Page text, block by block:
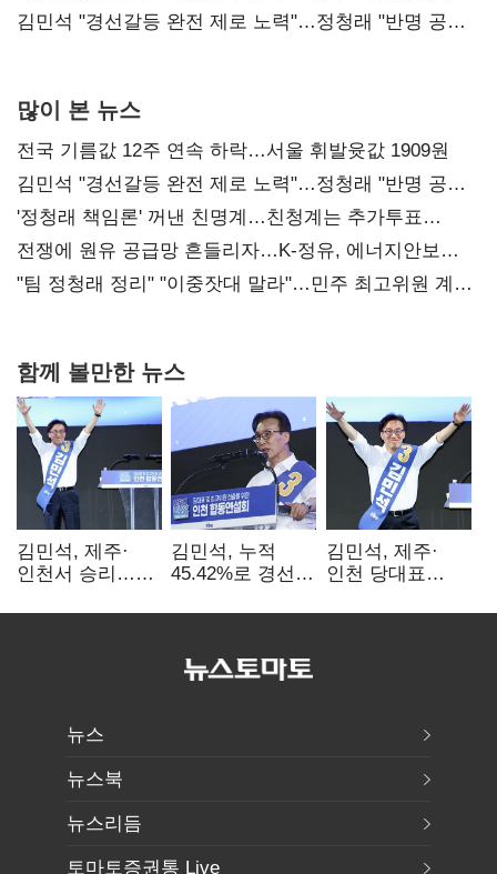
다툼 격화
김민석 "경선갈등 완전 제로 노력"…정청래 "반명 공세
많이 본 뉴스
전국 기름값 12주 연속 하락…서울 휘발윳값 1909원
김민석 "경선갈등 완전 제로 노력"…정청래 "반명 공세
사과부터"
'정청래 책임론' 꺼낸 친명계…친청계는 추가투표
때리기
전쟁에 원유 공급망 흔들리자…K-정유, 에너지안보
핵심으로 재부상
"팀 정청래 정리" "이중잣대 말라"…민주 최고위원 계파
함께 볼만한 뉴스
김민석, 제주·
인천서 승리…
탈환'(종합)
김민석, 누적
45.42%로 경선
격차
김민석, 제주·
인천 당대표
뉴스
뉴스북
뉴스리듬
토마토증권통 Live